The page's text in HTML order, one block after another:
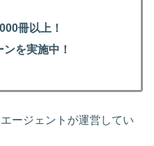
冊以上！
を実施中！
ージェントが運営してい